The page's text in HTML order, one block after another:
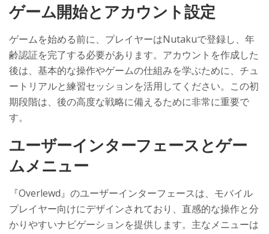
ゲーム開始とアカウント設定
ゲームを始める前に、プレイヤーはNutakuで登録し、年
齢認証を完了する必要があります。アカウントを作成した
後は、基本的な操作やゲームの仕組みを学ぶために、チュ
ートリアルと練習セッションを活用してください。この初
期段階は、後の高度な戦略に備えるために非常に重要で
す。
ユーザーインターフェースとゲー
ムメニュー
『Overlewd』のユーザーインターフェースは、モバイル
プレイヤー向けにデザインされており、直感的な操作と分
かりやすいナビゲーションを提供します。主なメニューは